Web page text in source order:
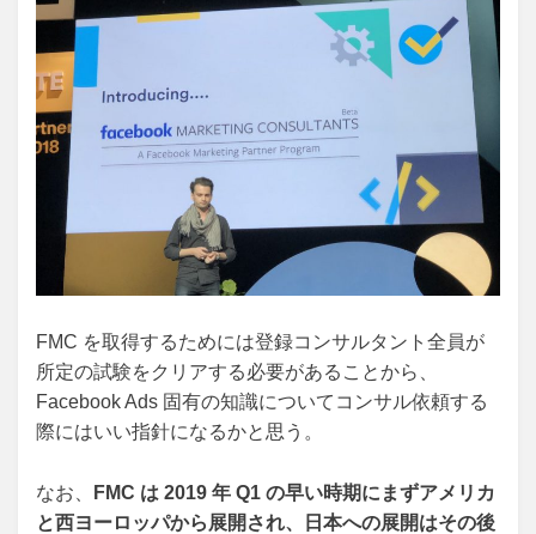
FMC を取得するためには登録コンサルタント全員が
所定の試験をクリアする必要があることから、
Facebook Ads 固有の知識についてコンサル依頼する
際にはいい指針になるかと思う。
なお、
FMC は 2019 年 Q1 の早い時期にまずアメリカ
と西ヨーロッパから展開され、日本への展開はその後